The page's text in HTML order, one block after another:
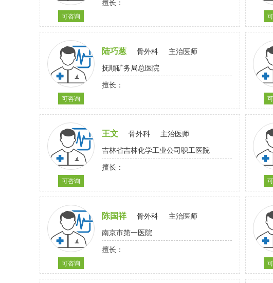
可咨询
可咨询
陆巧葱 骨外科
主治医师
抚顺矿务局总医院
擅长：
可咨询
王文 骨外科
主治医师
吉林省吉林化学工业公司职工医院
擅长：
可咨询
陈国祥 骨外科
主治医师
南京市第一医院
擅长：